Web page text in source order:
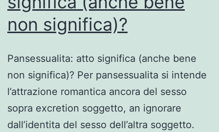
durante
non significa)?
Pansessualita: atto significa (anche bene
non significa)? Per pansessualita si intende
l’attrazione romantica ancora del sesso
sopra excretion soggetto, an ignorare
dall’identita del sesso dell’altra soggetto.